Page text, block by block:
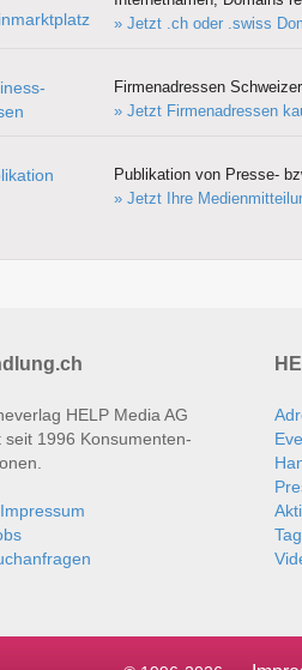
» Jetzt .ch oder .swiss
Firmenadressen
» Jetzt Firmenadressen
Publikation von Presse-
» Jetzt Ihre
HELP Media AG
seit 1996 Konsumenten­